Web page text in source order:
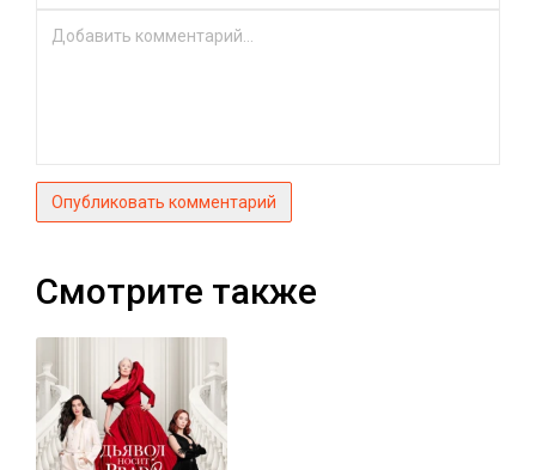
Опубликовать комментарий
Смотрите также